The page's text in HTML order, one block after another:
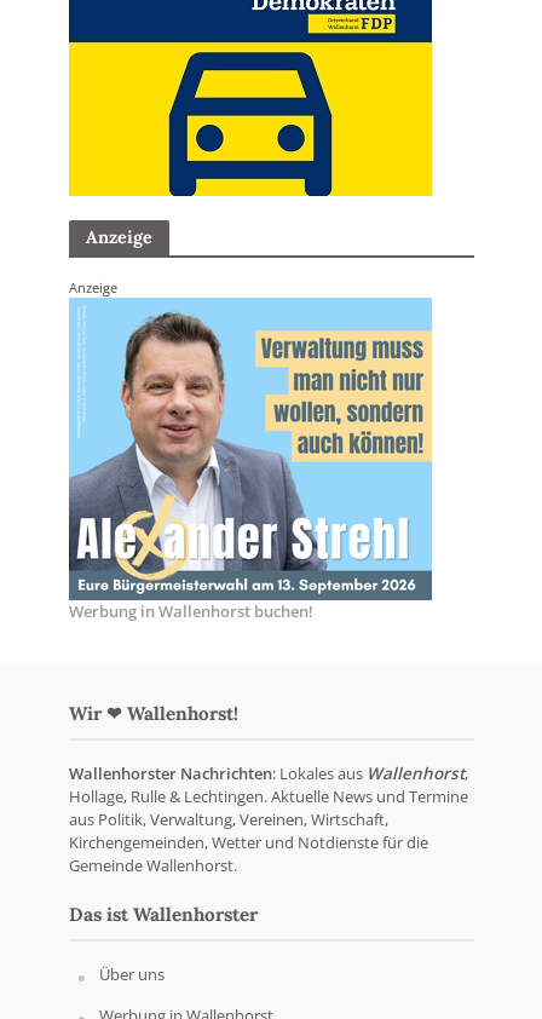
Anzeige
Anzeige
Werbung in Wallenhorst buchen!
Wir ❤ Wallenhorst!
Wallenhorster Nachrichten: Lokales aus Wallenhorst,
Hollage, Rulle & Lechtingen. Aktuelle News und Termine
aus Politik, Verwaltung, Vereinen, Wirtschaft,
Kirchengemeinden, Wetter und Notdienste für die
Gemeinde Wallenhorst.
Das ist Wallenhorster
Über uns